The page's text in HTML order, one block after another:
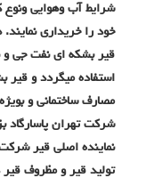
شرايط آب وهوايي ونوع
خود را خريداري
قیر بشکه ای نفت جی و
استفاده میگردد و قیر
مصارف ساختمانی و
شرکت تهران پاسارگاد
نماینده اصلی قیر
تولید قیر و مظروف